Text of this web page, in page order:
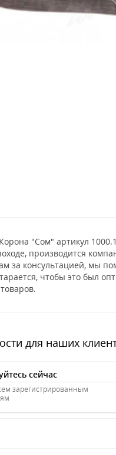
"Сом" артикул
производится
за консультацией, мы
чтобы это был
для наших
сейчас
зарегистрированным